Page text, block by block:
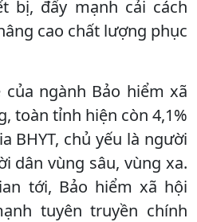
bị, đẩy mạnh cải cách
cao chất lượng phục
ngành Bảo hiểm xã
toàn tỉnh hiện còn 4,1%
BHYT, chủ yếu là người
dân vùng sâu, vùng xa.
tới, Bảo hiểm xã hội
tuyên truyền chính